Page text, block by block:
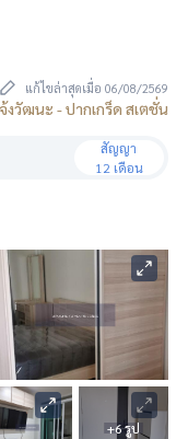
แก้ไขล่าสุดเมื่อ 06/08/2569
งวัฒนะ - ปากเกร็ด สเตชั่น
สัญญา
12 เดือน
+6 รูป